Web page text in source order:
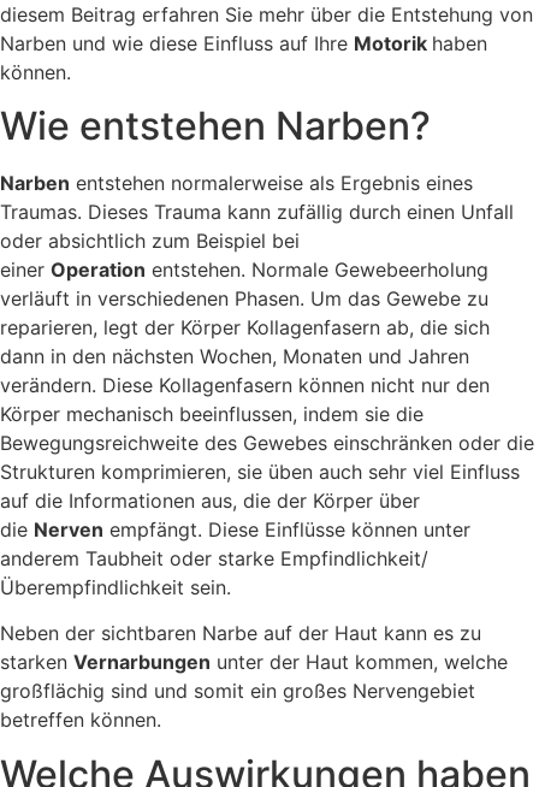
diesem Beitrag erfahren Sie mehr über die Entstehung von
Narben und wie diese Einfluss auf Ihre Motorik haben
können.
Wie entstehen Narben?
Narben entstehen normalerweise als Ergebnis eines
Traumas. Dieses Trauma kann zufällig durch einen Unfall
oder absichtlich zum Beispiel bei
einer Operation entstehen. Normale Gewebeerholung
verläuft in verschiedenen Phasen. Um das Gewebe zu
reparieren, legt der Körper Kollagenfasern ab, die sich
dann in den nächsten Wochen, Monaten und Jahren
verändern. Diese Kollagenfasern können nicht nur den
Körper mechanisch beeinflussen, indem sie die
Bewegungsreichweite des Gewebes einschränken oder die
Strukturen komprimieren, sie üben auch sehr viel Einfluss
auf die Informationen aus, die der Körper über
die Nerven empfängt. Diese Einflüsse können unter
anderem Taubheit oder starke Empfindlichkeit/
Überempfindlichkeit sein.
Neben der sichtbaren Narbe auf der Haut kann es zu
starken Vernarbungen unter der Haut kommen, welche
großflächig sind und somit ein großes Nervengebiet
betreffen können.
Welche Auswirkungen haben